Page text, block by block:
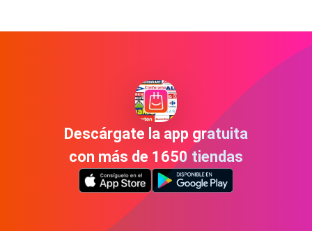
Descárgate la app gratuita
con más de 1650 tiendas